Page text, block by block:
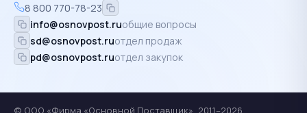
8 800 770-78-23
info@osnovpost.ruобщие вопросы
sd@osnovpost.ruотдел продаж
pd@osnovpost.ruотдел закупок
© ООО «Фирма «Основной Поставщик», 2011–2026